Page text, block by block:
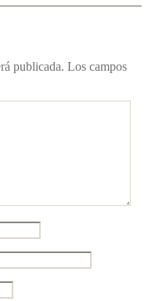
publicada. Los campos